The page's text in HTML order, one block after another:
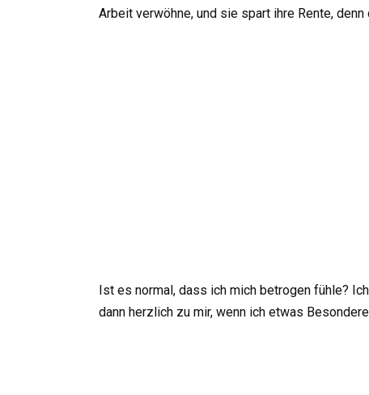
Arbeit verwöhne, und sie spart ihre Rente,
Ist es normal, dass ich mich betrogen fühle?
dann herzlich zu mir, wenn ich etwas